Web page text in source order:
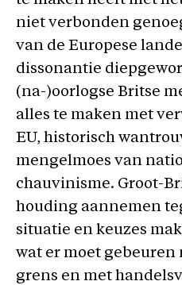
niet verbonden
van de Europese
dissonantie
(na-)oorlogse Britse
alles te maken met
EU, historisch
mengelmoes van
chauvinisme. Groot-
houding aannemen
situatie en keuzes
wat er moet gebeuren
grens en met